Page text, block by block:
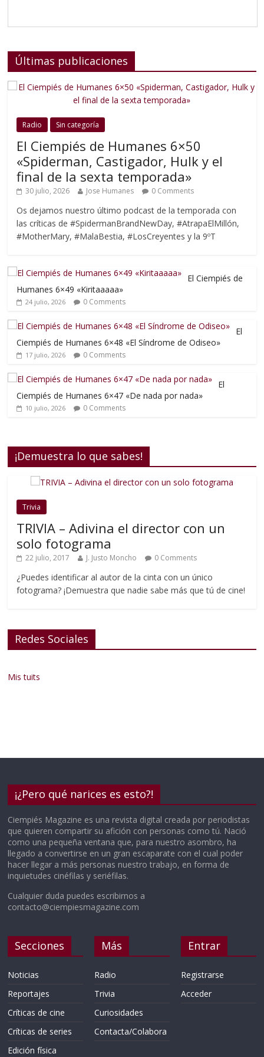
Últimas publicaciones
Radio Sin categoría
El Ciempiés de Humanes 6×50
«Spiderman, Castigador, Hulk y el
final de la sexta temporada»
30 julio, 2026 Jose Humanes 0 Comments
Os dejamos nuestro último podcast de la temporada con
las críticas de #SpidermanBrandNewDay, #AtrapaElMillón,
#MotherMary, #MalaBestia, #LosCreyentes y la 9ºT
El Ciempiés de
Humanes 6×49 «Kiritaaaaa»
24 julio, 2026 0 Comments
El
Ciempiés de Humanes 6×48 «El Síndrome de Odiseo»
17 julio, 2026 0 Comments
El
Ciempiés de Humanes 6×47 «De nada por nada»
10 julio, 2026 0 Comments
¡Demuestra lo que sabes!
Trivia
TRIVIA – Adivina el director con un
solo fotograma
22 julio, 2017 J. Justo Moncho 0 Comments
¿Puedes identificar al autor de la cinta con un único
fotograma? ¡Demuestra que nadie sabe más que tú de cine!
Redes Sociales
Mis tuits
¡¿Pero qué narices es esto?!
Ciempiés Magazine es una revista digital creada por periodistas
que quieren compartir su afición con personas como tú. Nació
como una pequeña ventana que, para nuestro asombro, ha
llegado a convertirse en un gran escaparate con el cual poder
hacer llegar a más personas nuestro trabajo, en forma de
inquietudes cinéfilas y seriéfilas.
Cualquier duda puedes escribirnos a
contacto@ciempiesmagazine.com
Secciones
Noticias
Reportajes
Críticas de cine
Críticas de series
Edición física
Más
Radio
Trivia
Curiosidades
Contacta/Colabora
Entrar
Registrarse
Acceder